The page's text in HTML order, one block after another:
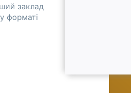
заклад
форматі